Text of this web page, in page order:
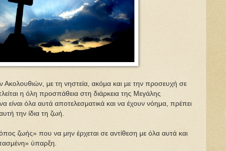
με τη νηστεία, ακόμα και με την προσευχή σε
η όλη προσπάθεια στη διάρκεια της Μεγάλης
είναι όλα αυτά αποτελεσματικά και να έχουν νόημα, πρέπει
την ίδια τη ζωή.
ζωής» που να μην έρχεται σε αντίθεση με όλα αυτά και
ύπαρξη.